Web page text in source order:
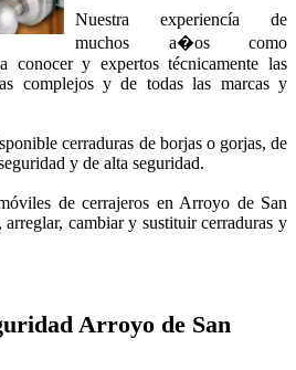
Nuestra experiencía de
muchos a�os como
conocer y expertos técnicamente las
complejos y de todas las marcas y
cerraduras de borjas o gorjas, de
y de alta seguridad.
de cerrajeros en Arroyo de San
arreglar, cambiar y sustituir cerraduras y
Arroyo de San